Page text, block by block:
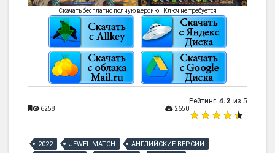
Скачать бесплатно полную версию | Ключ не требуется
6258 2650
Рейтинг 4.2 из 5
2022 JEWEL MATCH
АНГЛИЙСКИЕ ВЕРСИИ